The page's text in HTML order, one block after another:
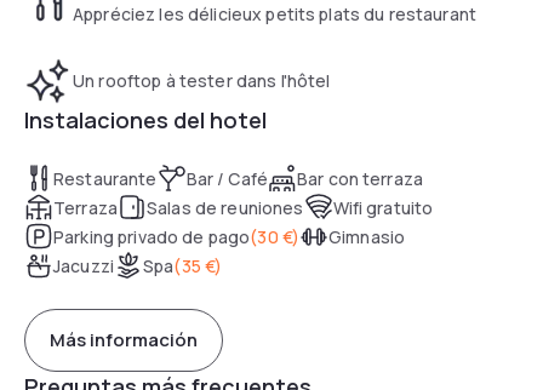
Appréciez les délicieux petits plats du restaurant
Un rooftop à tester dans l'hôtel
Instalaciones del hotel
Restaurante Bar / Café
Bar con terraza
Terraza
Salas de reuniones
Wifi gratuito
Parking privado de pago(30 €)
Gimnasio
Jacuzzi
Spa(35 €)
Más información